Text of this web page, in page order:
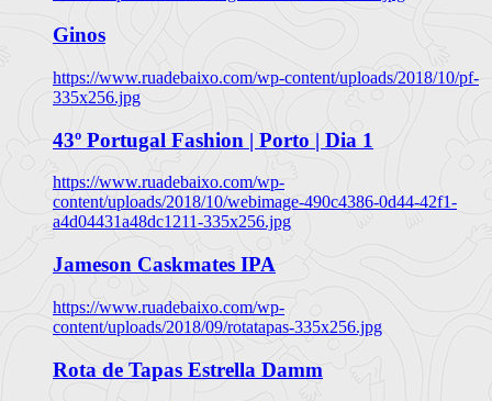
Ginos
https://www.ruadebaixo.com/wp-content/uploads/2018/10/pf-
335x256.jpg
43º Portugal Fashion | Porto | Dia 1
https://www.ruadebaixo.com/wp-
content/uploads/2018/10/webimage-490c4386-0d44-42f1-
a4d04431a48dc1211-335x256.jpg
Jameson Caskmates IPA
https://www.ruadebaixo.com/wp-
content/uploads/2018/09/rotatapas-335x256.jpg
Rota de Tapas Estrella Damm